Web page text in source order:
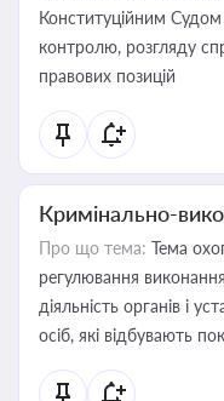
Конституційним Судом
контролю, розгляду
правових позицій
Кримінально-
Про що тема: Тема
регулювання
діяльність органів і
осіб, які відбувають